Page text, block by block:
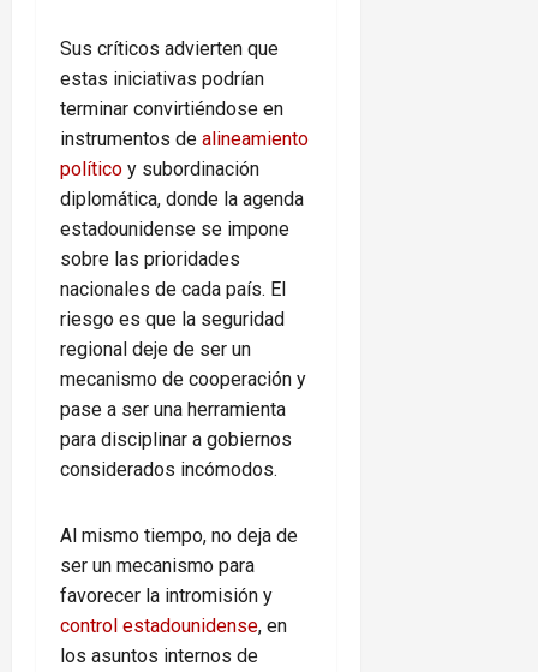
Sus críticos advierten que
estas iniciativas podrían
terminar convirtiéndose en
instrumentos de alineamiento
político y subordinación
diplomática, donde la agenda
estadounidense se impone
sobre las prioridades
nacionales de cada país. El
riesgo es que la seguridad
regional deje de ser un
mecanismo de cooperación y
pase a ser una herramienta
para disciplinar a gobiernos
considerados incómodos.
Al mismo tiempo, no deja de
ser un mecanismo para
favorecer la intromisión y
control estadounidense, en
los asuntos internos de